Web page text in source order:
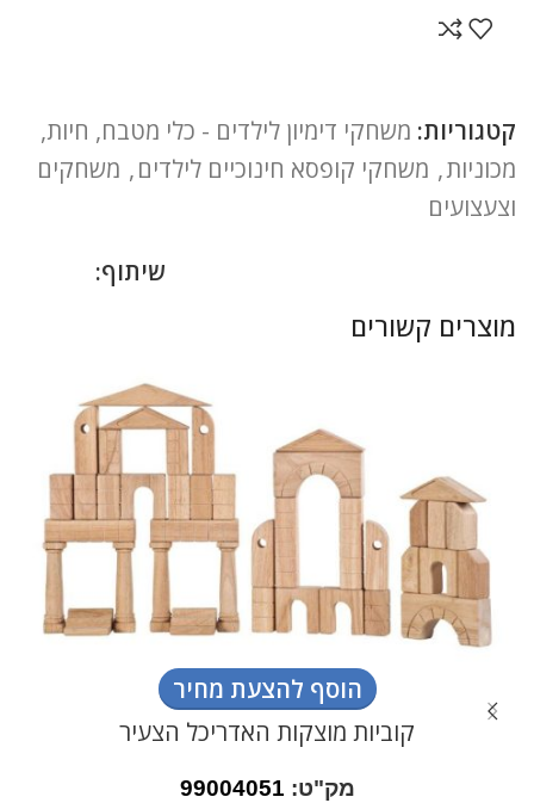
קטגוריות: משחקי דימיון לילדים - כלי מטבח, חיות,
מכוניות, משחקי קופסא חינוכיים לילדים, משחקים
וצעצועים
שיתוף:
מוצרים קשורים
הוסף להצעת מחיר
קוביות מוצקות האדריכל הצעיר
מק"ט: 99004051